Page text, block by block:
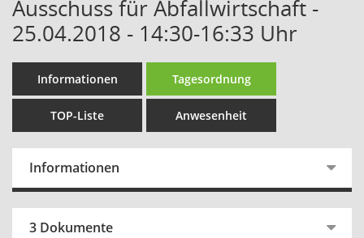
Ausschuss für Abfallwirtschaft -
25.04.2018 - 14:30-16:33 Uhr
Informationen Tagesordnung
TOP-Liste Anwesenheit
Informationen
3 Dokumente